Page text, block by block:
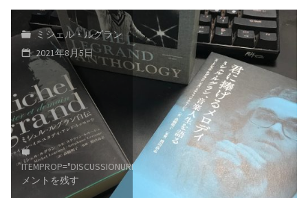
ミシェル・ルグラン
2021年8月5日
ITEMPROP="DISCUSSIONURL"
メントを残す